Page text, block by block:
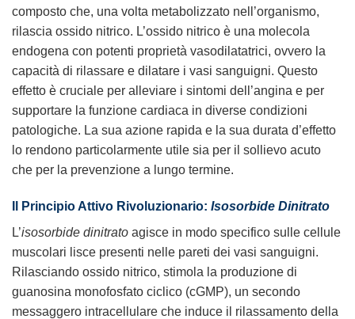
composto che, una volta metabolizzato nell’organismo,
rilascia ossido nitrico. L’ossido nitrico è una molecola
endogena con potenti proprietà vasodilatatrici, ovvero la
capacità di rilassare e dilatare i vasi sanguigni. Questo
effetto è cruciale per alleviare i sintomi dell’angina e per
supportare la funzione cardiaca in diverse condizioni
patologiche. La sua azione rapida e la sua durata d’effetto
lo rendono particolarmente utile sia per il sollievo acuto
che per la prevenzione a lungo termine.
Il Principio Attivo Rivoluzionario: Isosorbide Dinitrato
L’isosorbide dinitrato agisce in modo specifico sulle cellule
muscolari lisce presenti nelle pareti dei vasi sanguigni.
Rilasciando ossido nitrico, stimola la produzione di
guanosina monofosfato ciclico (cGMP), un secondo
messaggero intracellulare che induce il rilassamento della